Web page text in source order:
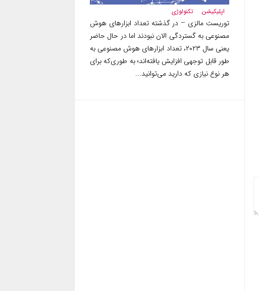
اپلیکیشن تکنولوژی
توریست مالزی – در گذشته تعداد ابزارهای هوش
مصنوعی به گستردگی الان نبودند اما در حال حاضر
یعنی سال ۲۰۲۳، تعداد ابزارهای هوش مصنوعی به
طور قابل توجهی افزایش یافته‌اند؛ به طوری‌که برای
هر نوع نیازی که دارید می‌توانید...